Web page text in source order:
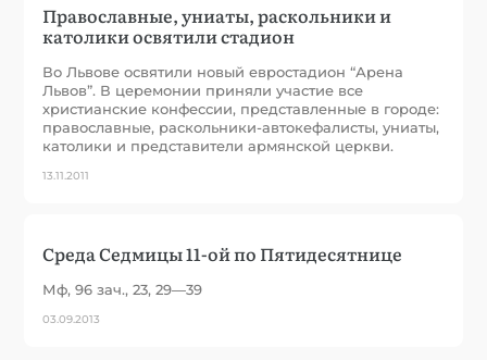
Православные, униаты, раскольники и
католики освятили стадион
Во Львове освятили новый евростадион “Арена
Львов”. В церемонии приняли участие все
христианские конфессии, представленные в городе:
православные, раскольники-автокефалисты, униаты,
католики и представители армянской церкви.
13.11.2011
Среда Седмицы 11-ой по Пятидесятнице
Мф, 96 зач., 23, 29—39
03.09.2013